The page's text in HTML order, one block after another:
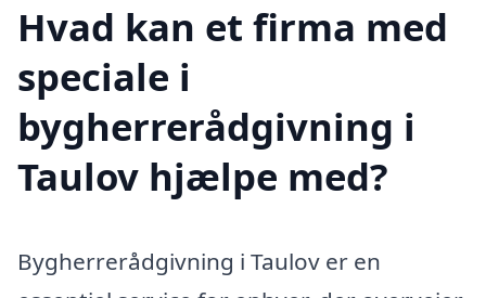
Hvad kan et firma med
speciale i
bygherrerådgivning i
Taulov hjælpe med?
Bygherrerådgivning i Taulov er en